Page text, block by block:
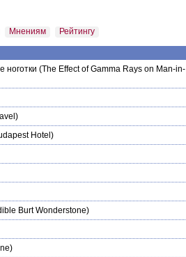
Мнениям Рейтингу
ноготки (The Effect of Gamma Rays on Man-in-
Hotel)
Burt Wonderstone)